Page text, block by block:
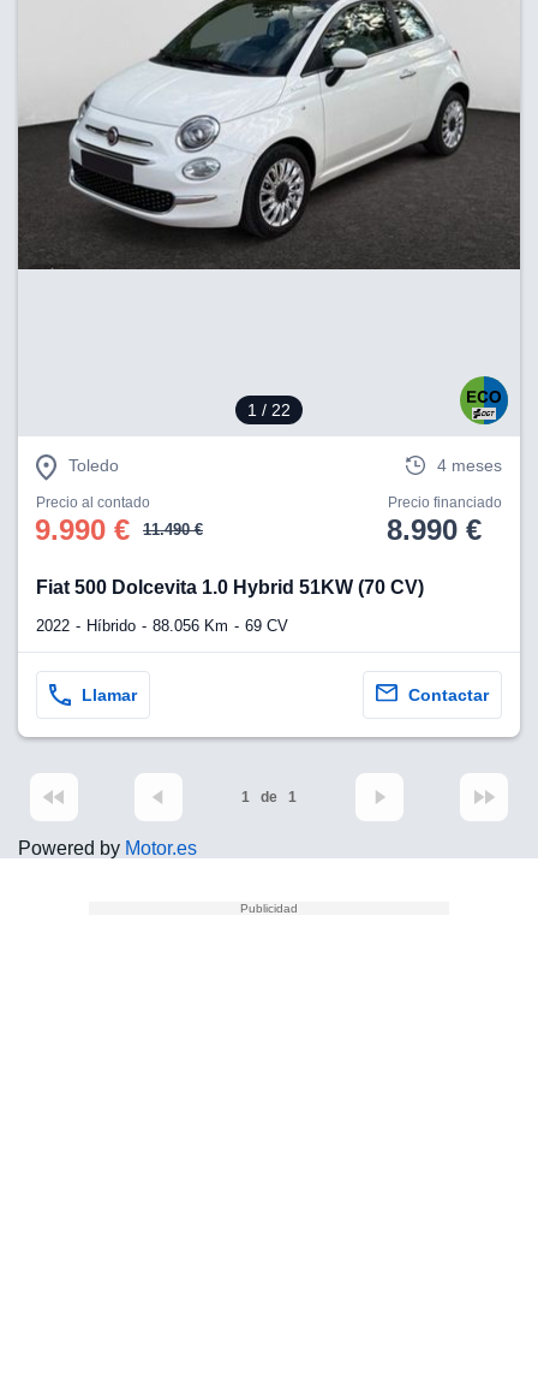
1 / 22
Toledo 4 meses
Precio al contado
9.990 € 11.490 €
Precio financiado
8.990 €
Fiat 500 Dolcevita 1.0 Hybrid 51KW (70 CV)
2022 Híbrido 88.056 Km 69 CV
Llamar Contactar
1 de 1
Powered by Motor.es